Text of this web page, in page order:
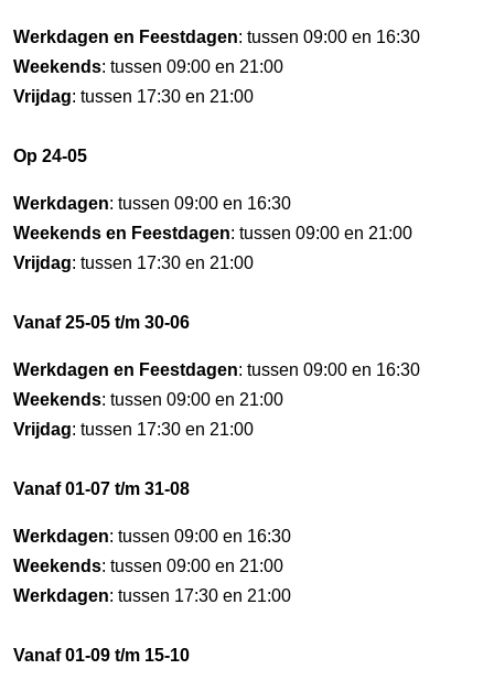
Werkdagen en Feestdagen: tussen 09:00 en 16:30
Weekends: tussen 09:00 en 21:00
Vrijdag: tussen 17:30 en 21:00
Op 24-05
Werkdagen: tussen 09:00 en 16:30
Weekends en Feestdagen: tussen 09:00 en 21:00
Vrijdag: tussen 17:30 en 21:00
Vanaf 25-05 t/m 30-06
Werkdagen en Feestdagen: tussen 09:00 en 16:30
Weekends: tussen 09:00 en 21:00
Vrijdag: tussen 17:30 en 21:00
Vanaf 01-07 t/m 31-08
Werkdagen: tussen 09:00 en 16:30
Weekends: tussen 09:00 en 21:00
Werkdagen: tussen 17:30 en 21:00
Vanaf 01-09 t/m 15-10